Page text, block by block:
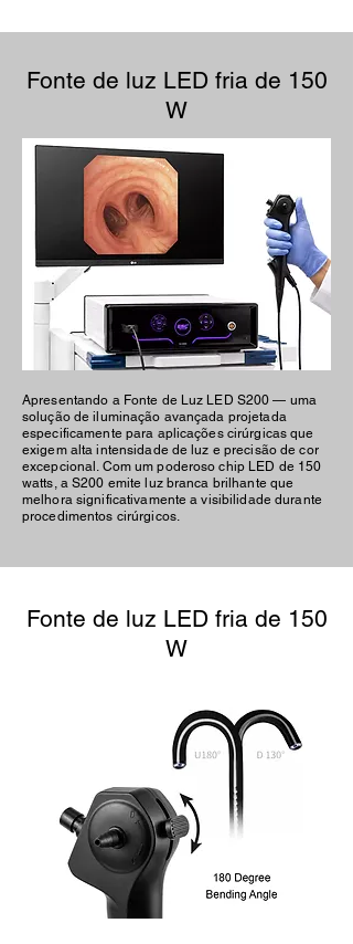
Fonte de luz LED fria de 150
W
Apresentando a Fonte de Luz LED S200 — uma
solução de iluminação avançada projetada
especificamente para aplicações cirúrgicas que
exigem alta intensidade de luz e precisão de cor
excepcional. Com um poderoso chip LED de 150
watts, a S200 emite luz branca brilhante que
melhora significativamente a visibilidade durante
procedimentos cirúrgicos.
Fonte de luz LED fria de 150
W